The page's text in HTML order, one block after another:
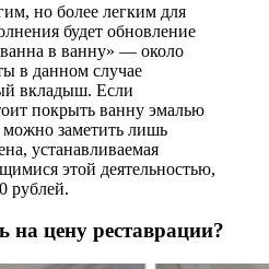
но более легким для
будет обновление
в ванну» — около
в данном случае
вкладыш. Если
покрыть ванну эмалью
заметить лишь
устанавливаемая
этой деятельностью,
рублей.
на цену реставрации?